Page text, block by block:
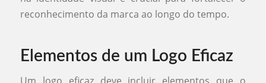
reconhecimento da marca ao longo do tempo.
Elementos de um Logo Eficaz